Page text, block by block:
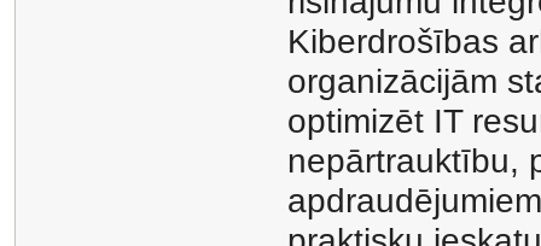
Kiberdrošības
organizācijām
optimizēt IT
nepārtrauktību,